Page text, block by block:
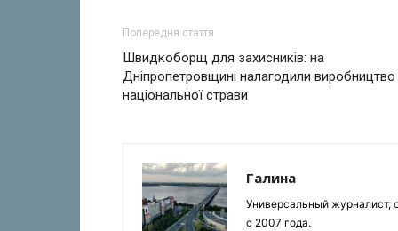
Попередня стаття
Швидкоборщ для захисників: на
Дніпропетровщині налагодили виробництво
національної страви
Галина
Универсальный журналист,
с 2007 года.